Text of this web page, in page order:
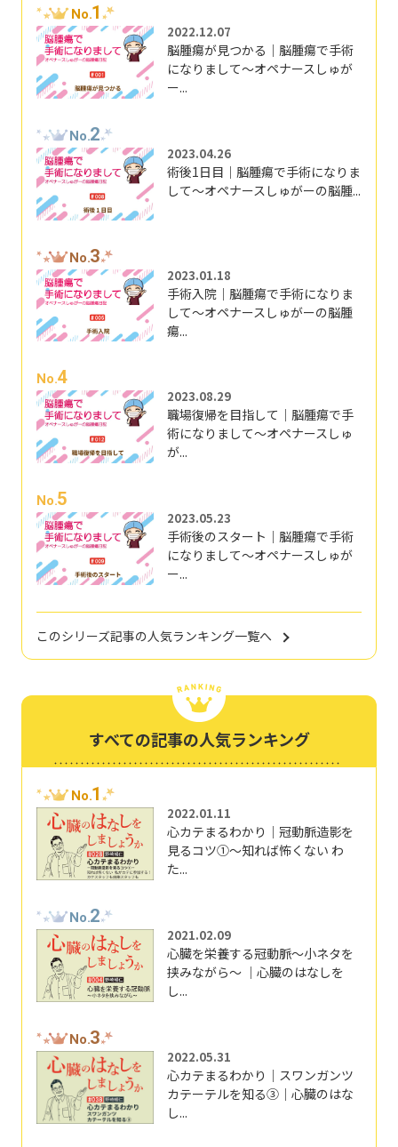
No.1
2022.12.07
脳腫瘍が見つかる｜脳腫瘍で手術
になりまして～オペナースしゅが
ー...
No.2
2023.04.26
術後1日目｜脳腫瘍で手術になりま
して～オペナースしゅがーの脳腫...
No.3
2023.01.18
手術入院｜脳腫瘍で手術になりま
して～オペナースしゅがーの脳腫
瘍...
No.4
2023.08.29
職場復帰を目指して｜脳腫瘍で手
術になりまして～オペナースしゅ
が...
No.5
2023.05.23
手術後のスタート｜脳腫瘍で手術
になりまして～オペナースしゅが
ー...
このシリーズ記事の人気ランキング一覧へ
すべての記事の人気ランキング
No.1
2022.01.11
心カテまるわかり｜冠動脈造影を
見るコツ①～知れば怖くない わ
た...
No.2
2021.02.09
心臓を栄養する冠動脈～小ネタを
挟みながら～ ｜心臓のはなしを
し...
No.3
2022.05.31
心カテまるわかり｜スワンガンツ
カテーテルを知る③｜心臓のはな
し...